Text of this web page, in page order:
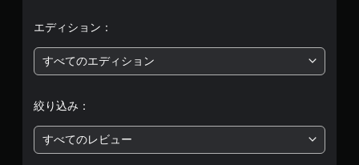
均
価
は
エディション：
すべてのエディション
絞り込み：
すべてのレビュー